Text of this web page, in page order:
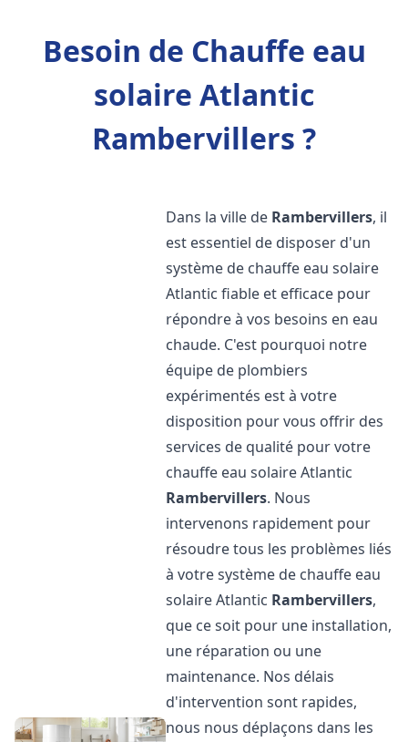
Besoin de Chauffe eau
solaire Atlantic
Rambervillers ?
Dans la ville de Rambervillers, il
est essentiel de disposer d'un
système de chauffe eau solaire
Atlantic fiable et efficace pour
répondre à vos besoins en eau
chaude. C'est pourquoi notre
équipe de plombiers
expérimentés est à votre
disposition pour vous offrir des
services de qualité pour votre
chauffe eau solaire Atlantic
Rambervillers. Nous
intervenons rapidement pour
résoudre tous les problèmes liés
à votre système de chauffe eau
solaire Atlantic Rambervillers,
que ce soit pour une installation,
une réparation ou une
maintenance. Nos délais
d'intervention sont rapides,
nous nous déplaçons dans les